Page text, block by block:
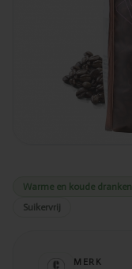
Warme en koude dranken
Suikervrij
MERK